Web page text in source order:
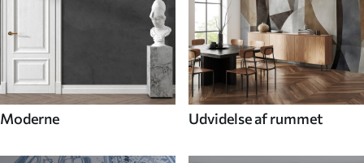
Moderne Udvidelse af rummet